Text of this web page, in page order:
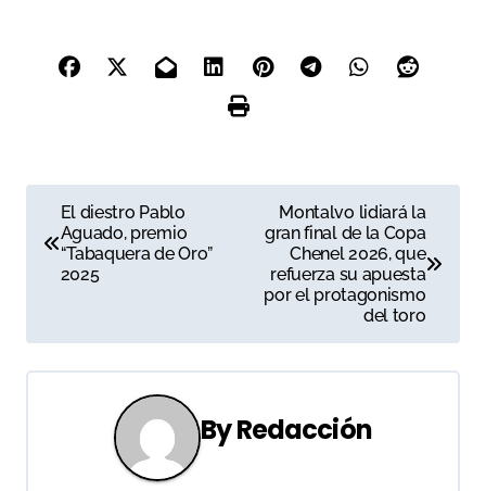
a
e
g
El diestro Pablo
Aguado, premio
“Tabaquera de Oro”
2025
Montalvo lidiará la
gran final de la Copa
Chenel 2026, que
refuerza su apuesta
por el protagonismo
del toro
ByRedacción